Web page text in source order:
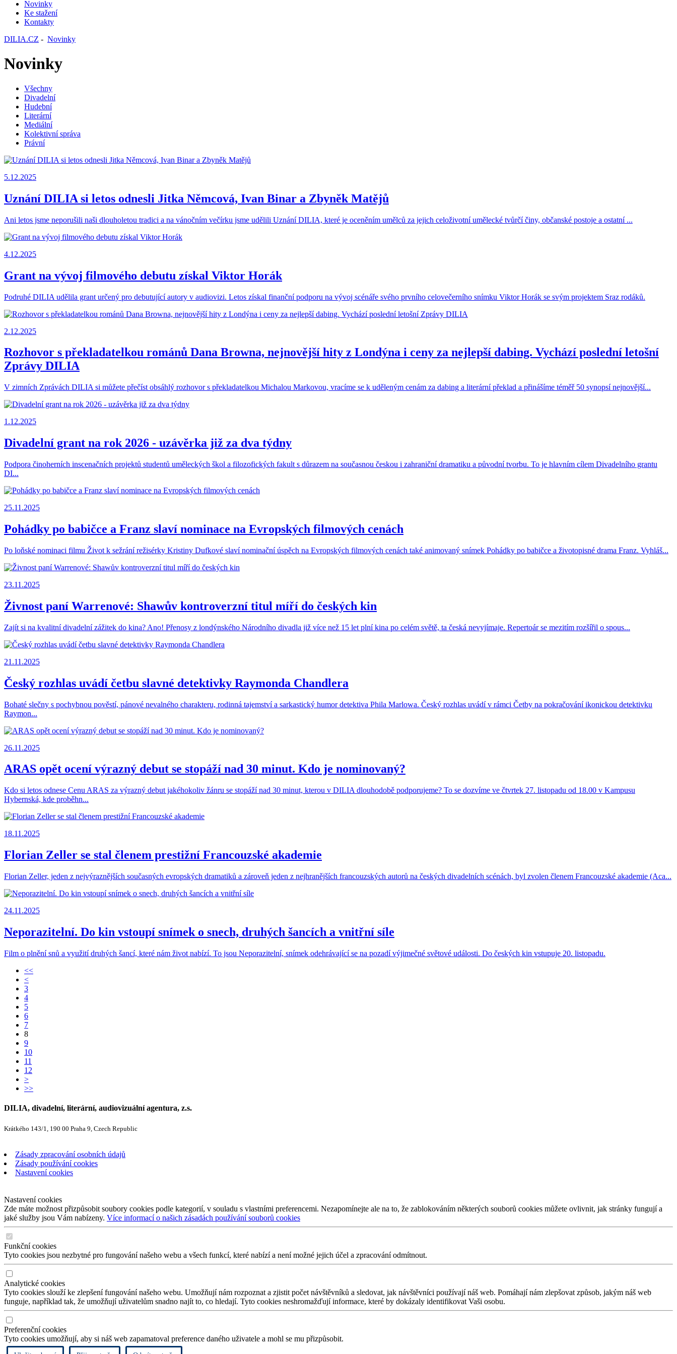
Novinky
Ke stažení
Kontakty
DILIA.CZ - Novinky
Novinky
Všechny
Divadelní
Hudební
Literární
Mediální
Kolektivní správa
Právní
5.12.2025
Uznání DILIA si letos odnesli Jitka Němcová, Ivan Binar a Zbyněk Matějů
Ani letos jsme neporušili naši dlouholetou tradici a na vánočním večírku jsme udělili Uznání DILIA, které je oceněním umělců za jejich celoživotní umělecké tvůrčí činy, občanské postoje a ostatní ...
4.12.2025
Grant na vývoj filmového debutu získal Viktor Horák
Podruhé DILIA udělila grant určený pro debutující autory v audiovizi. Letos získal finanční podporu na vývoj scénáře svého prvního celovečerního snímku Viktor Horák se svým projektem Sraz rodáků.
2.12.2025
Rozhovor s překladatelkou románů Dana Browna, nejnovější hity z Londýna i ceny za nejlepší dabing. Vychází poslední letošní
Zprávy DILIA
V zimních Zprávách DILIA si můžete přečíst obsáhlý rozhovor s překladatelkou Michalou Markovou, vracíme se k uděleným cenám za dabing a literární překlad a přinášíme téměř 50 synopsí nejnovější...
1.12.2025
Divadelní grant na rok 2026 - uzávěrka již za dva týdny
Podpora činoherních inscenačních projektů studentů uměleckých škol a filozofických fakult s důrazem na současnou českou i zahraniční dramatiku a původní tvorbu. To je hlavním cílem Divadelního grantu
DI...
25.11.2025
Pohádky po babičce a Franz slaví nominace na Evropských filmových cenách
Po loňské nominaci filmu Život k sežrání režisérky Kristiny Dufkové slaví nominační úspěch na Evropských filmových cenách také animovaný snímek Pohádky po babičce a životopisné drama Franz. Vyhláš...
23.11.2025
Živnost paní Warrenové: Shawův kontroverzní titul míří do českých kin
Zajít si na kvalitní divadelní zážitek do kina? Ano! Přenosy z londýnského Národního divadla již více než 15 let plní kina po celém světě, ta česká nevyjímaje. Repertoár se mezitím rozšířil o spous...
21.11.2025
Český rozhlas uvádí četbu slavné detektivky Raymonda Chandlera
Bohaté slečny s pochybnou pověstí, pánové nevalného charakteru, rodinná tajemství a sarkastický humor detektiva Phila Marlowa. Český rozhlas uvádí v rámci Četby na pokračování ikonickou detektivku
Raymon...
26.11.2025
ARAS opět ocení výrazný debut se stopáží nad 30 minut. Kdo je nominovaný?
Kdo si letos odnese Cenu ARAS za výrazný debut jakéhokoliv žánru se stopáží nad 30 minut, kterou v DILIA dlouhodobě podporujeme? To se dozvíme ve čtvrtek 27. listopadu od 18.00 v Kampusu
Hybernská, kde proběhn...
18.11.2025
Florian Zeller se stal členem prestižní Francouzské akademie
Florian Zeller, jeden z nejvýraznějších současných evropských dramatiků a zároveň jeden z nejhranějších francouzských autorů na českých divadelních scénách, byl zvolen členem Francouzské akademie (Aca...
24.11.2025
Neporazitelní. Do kin vstoupí snímek o snech, druhých šancích a vnitřní síle
Film o plnění snů a využití druhých šancí, které nám život nabízí. To jsou Neporazitelní, snímek odehrávající se na pozadí výjimečné světové události. Do českých kin vstupuje 20. listopadu.
<<
<
3
4
5
6
7
8
9
10
11
12
>
>>
DILIA, divadelní, literární, audiovizuální agentura, z.s.
Krátkého 143/1, 190 00 Praha 9, Czech Republic
Zásady zpracování osobních údajů
Zásady používání cookies
Nastavení cookies
Nastavení cookies
Zde máte možnost přizpůsobit soubory cookies podle kategorií, v souladu s vlastními preferencemi. Nezapomínejte ale na to, že zablokováním některých souborů cookies můžete ovlivnit, jak stránky fungují a
jaké služby jsou Vám nabízeny. Více informací o našich zásadách používání souborů cookies
Funkční cookies
Tyto cookies jsou nezbytné pro fungování našeho webu a všech funkcí, které nabízí a není možné jejich účel a zpracování odmítnout.
Analytické cookies
Tyto cookies slouží ke zlepšení fungování našeho webu. Umožňují nám rozpoznat a zjistit počet návštěvníků a sledovat, jak návštěvníci používají náš web. Pomáhají nám zlepšovat způsob, jakým náš web
funguje, například tak, že umožňují uživatelům snadno najít to, co hledají. Tyto cookies neshromažďují informace, které by dokázaly identifikovat Vaši osobu.
Preferenční cookies
Tyto cookies umožňují, aby si náš web zapamatoval preference daného uživatele a mohl se mu přizpůsobit.